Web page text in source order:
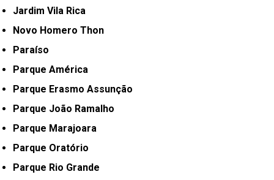
Jardim Vila Rica
Novo Homero Thon
Paraíso
Parque América
Parque Erasmo Assunção
Parque João Ramalho
Parque Marajoara
Parque Oratório
Parque Rio Grande